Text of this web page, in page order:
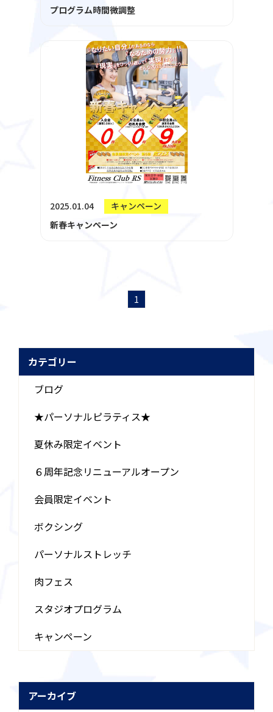
カテゴリー
ブログ
★パーソナルピラティス★
夏休み限定イベント
６周年記念リニューアルオープン
会員限定イベント
ボクシング
パーソナルストレッチ
肉フェス
スタジオプログラム
キャンペーン
アーカイブ
プログラム時間微調整
2025.01.04 キャンペーン
新春キャンペーン
1